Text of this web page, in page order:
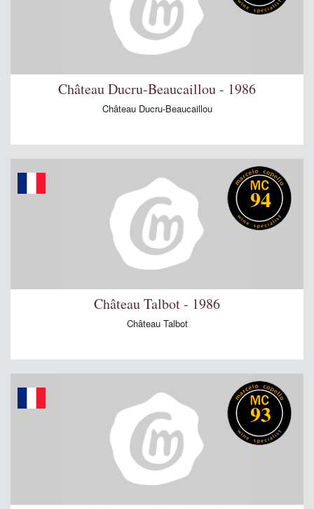
Château Ducru-Beaucaillou - 1986
Château Ducru-Beaucaillou
94
Château Talbot - 1986
Château Talbot
93